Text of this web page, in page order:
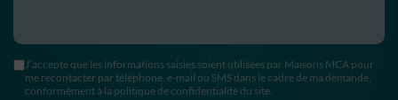
J’accepte que les informations saisies soient utilisées par Maisons MCA pour
me recontacter par téléphone, e-mail ou SMS dans le cadre de ma demande,
conformément à la politique de confidentialité du site.